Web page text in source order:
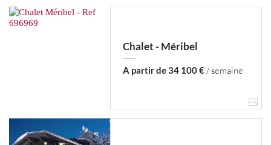
Chalet - Méribel
A partir de 34 100 €/ semaine